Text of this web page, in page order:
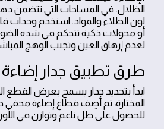
لون الطلاء والمواد. استخدم وحدات
أو محولات ذكية تتحكم في شدة الضوء
لعدم إرهاق العين وتجنب الوهج
طرق تطبيق جدار
ابدأ بتحديد جدار يسمح بعرض القطع
المختارة، ثم أضِف قطاع إضاءة مخفي
للحصول على ظل ناعم وتوازن في